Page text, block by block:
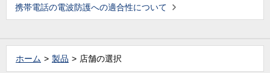
携帯電話の電波防護への適合性について
ホーム 製品 店舗の選択